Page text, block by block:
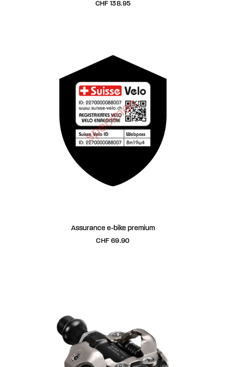
CHF 138.95
AJOUTER AU PANIER
Assurance e-bike premium
CHF 69.90